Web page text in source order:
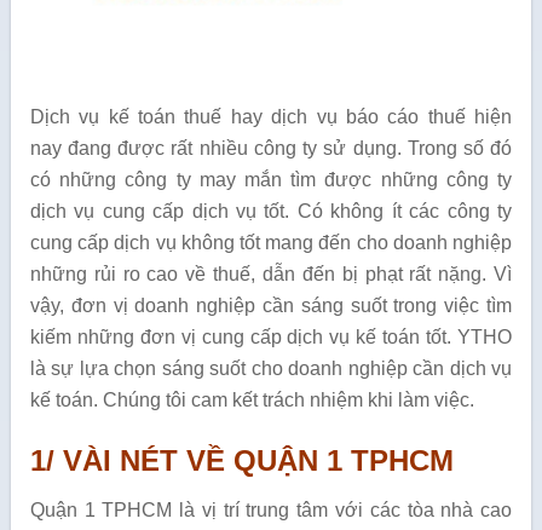
Dịch vụ kế toán thuế hay dịch vụ báo cáo thuế hiện
nay đang được rất nhiều công ty sử dụng. Trong số đó
có những công ty may mắn tìm được những công ty
dịch vụ cung cấp dịch vụ tốt. Có không ít các công ty
cung cấp dịch vụ không tốt mang đến cho doanh nghiệp
những rủi ro cao về thuế, dẫn đến bị phạt rất nặng. Vì
vậy, đơn vị doanh nghiệp cần sáng suốt trong việc tìm
kiếm những đơn vị cung cấp dịch vụ kế toán tốt. YTHO
là sự lựa chọn sáng suốt cho doanh nghiệp cần dịch vụ
kế toán. Chúng tôi cam kết trách nhiệm khi làm việc.
1/ VÀI NÉT VỀ QUẬN 1 TPHCM
Quận 1 TPHCM là vị trí trung tâm với các tòa nhà cao